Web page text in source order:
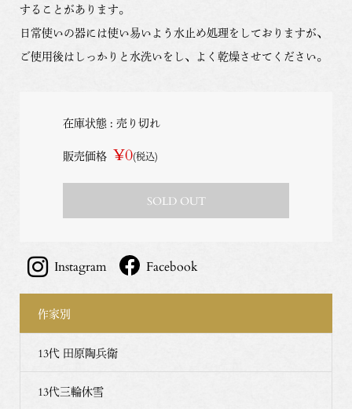
することがあります。
日常使いの器には使い易いよう水止め処理をしておりますが、
ご使用後はしっかりと水洗いをし、よく乾燥させてください。
在庫状態 : 売り切れ
販売価格 ¥0(税込)
SOLD OUT
Instagram Facebook
作家別
13代 田原陶兵衛
13代三輪休雪